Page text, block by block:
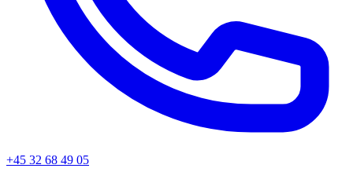
+45 32 68 49 05